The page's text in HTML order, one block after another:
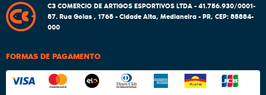
C3 COMERCIO DE ARTIGOS ESPORTIVOS LTDA - 41.756.930/0001-
57.Rua Goias , 1765-Cidade Alta, Medianeira-PR, CEP: 85884-
000
FORMAS DE PAGAMENTO